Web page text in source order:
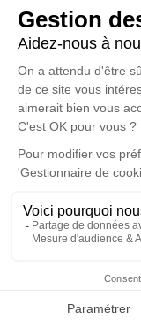
Faire-part
anecdote ou
poèmes ou des
d'expression
Michel LAFRANCE.
Cérémonie
Église de
23600